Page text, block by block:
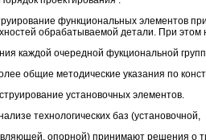
функциональных элементов
обрабатываемой детали. При этом
каждой очередной фукциональной
общие методические указания по
установочных элементов.
технологических баз (установочной,
опорной) принимают решения о